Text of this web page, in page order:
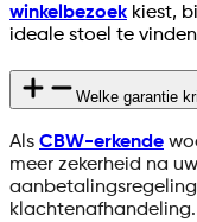
winkelbezoek kiest,
ideale stoel te
Welke garantie
Als CBW-erkende
meer zekerheid na